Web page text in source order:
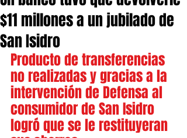
$11 millones a un jubilado de
San Isidro
Producto de transferencias
no realizadas y gracias a la
intervención de Defensa al
consumidor de San Isidro
logró que se le restituyeran